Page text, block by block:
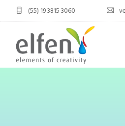
(55) 19 3815 3060